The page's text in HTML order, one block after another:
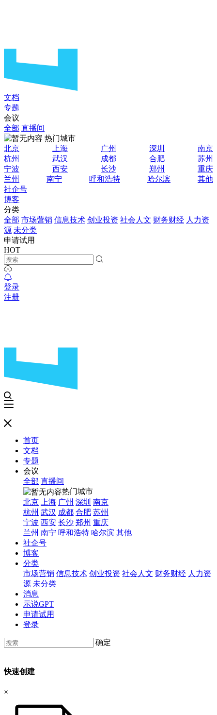
文档
专题
会议
全部 直播间
热门城市
北京
上海 广州 深圳
南京
杭州
武汉 成都 合肥
苏州
宁波
西安 长沙 郑州
重庆
兰州
南宁 呼和浩特 哈尔滨
其他
社企号
博客
分类
全部 市场营销 信息技术 创业投资 社会人文 财务财经 人力资
源 未分类
申请试用
HOT
登录
注册
首页
文档
专题
会议
全部 直播间
热门城市
北京
上海 广州 深圳 南京
杭州 武汉 成都 合肥 苏州
宁波 西安 长沙 郑州 重庆
兰州 南宁 呼和浩特 哈尔滨 其他
社企号
博客
分类
市场营销 信息技术 创业投资 社会人文 财务财经 人力资
源 未分类
消息
示说GPT
申请试用
登录
确定
快速创建
×